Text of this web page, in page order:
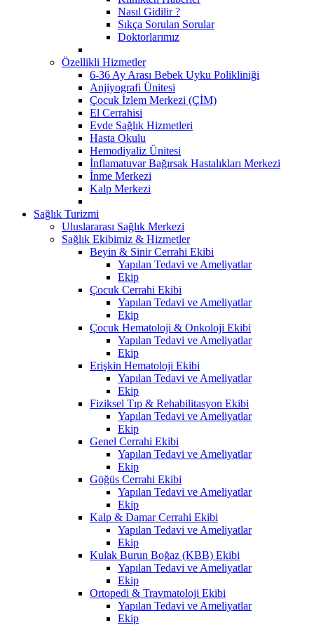
Nasıl Gidilir ?
Sıkça Sorulan Sorular
Doktorlarımız
Özellikli Hizmetler
6-36 Ay Arası Bebek Uyku Polikliniği
Anjiyografi Ünitesi
Çocuk İzlem Merkezi (ÇİM)
El Cerrahisi
Evde Sağlık Hizmetleri
Hasta Okulu
Hemodiyaliz Ünitesi
İnflamatuvar Bağırsak Hastalıkları Merkezi
İnme Merkezi
Kalp Merkezi
Sağlık Turizmi
Uluslararası Sağlık Merkezi
Sağlık Ekibimiz & Hizmetler
Beyin & Sinir Cerrahi Ekibi
Yapılan Tedavi ve Ameliyatlar
Ekip
Çocuk Cerrahi Ekibi
Yapılan Tedavi ve Ameliyatlar
Ekip
Çocuk Hematoloji & Onkoloji Ekibi
Yapılan Tedavi ve Ameliyatlar
Ekip
Erişkin Hematoloji Ekibi
Yapılan Tedavi ve Ameliyatlar
Ekip
Fiziksel Tıp & Rehabilitasyon Ekibi
Yapılan Tedavi ve Ameliyatlar
Ekip
Genel Cerrahi Ekibi
Yapılan Tedavi ve Ameliyatlar
Ekip
Göğüs Cerrahi Ekibi
Yapılan Tedavi ve Ameliyatlar
Ekip
Kalp & Damar Cerrahi Ekibi
Yapılan Tedavi ve Ameliyatlar
Ekip
Kulak Burun Boğaz (KBB) Ekibi
Yapılan Tedavi ve Ameliyatlar
Ekip
Ortopedi & Travmatoloji Ekibi
Yapılan Tedavi ve Ameliyatlar
Ekip